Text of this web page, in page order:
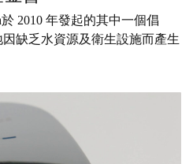
於 2010 年發起的其中一個倡
缺乏水資源及衛生設施而產生